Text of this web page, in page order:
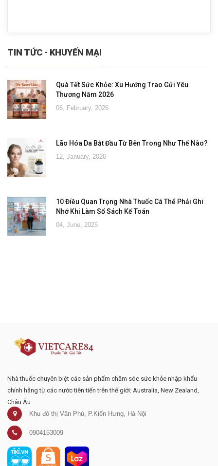
TIN TỨC - KHUYẾN MẠI
Quà Tết Sức Khỏe: Xu Hướng Trao Gửi Yêu
Thương Năm 2026
06, February, 2026
Lão Hóa Da Bắt Đầu Từ Bên Trong Như Thế Nào?
12, January, 2026
10 Điều Quan Trọng Nhà Thuốc Cá Thể Phải Ghi
Nhớ Khi Làm Sổ Sách Kế Toán
04, June, 2025
Nhà thuốc chuyên biệt các sản phẩm chăm sóc sức khỏe nhập khẩu
chính hãng từ các nước tiên tiến trên thế giới: Australia, New Zealand,
Châu Âu
Khu đô thị Văn Phú, P.Kiến Hưng, Hà Nội
0904153009